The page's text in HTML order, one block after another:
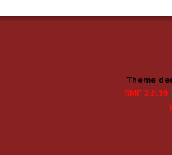
Theme
SMF 2.0.19